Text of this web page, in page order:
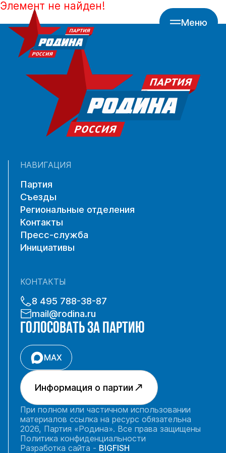
Меню
Элемент не найден!
НАВИГАЦИЯ
Партия
Съезды
Региональные отделения
Контакты
Пресс-служба
Инициативы
КОНТАКТЫ
8 495 788-38-87
mail@rodina.ru
ГОЛОСОВАТЬ ЗА ПАРТИЮ
MAX
Информация о партии
При полном или частичном использовании
материалов ссылка на ресурс обязательна
2026, Партия «Родина». Все права защищены
Политика конфиденциальности
Разработка сайта - BIGFISH